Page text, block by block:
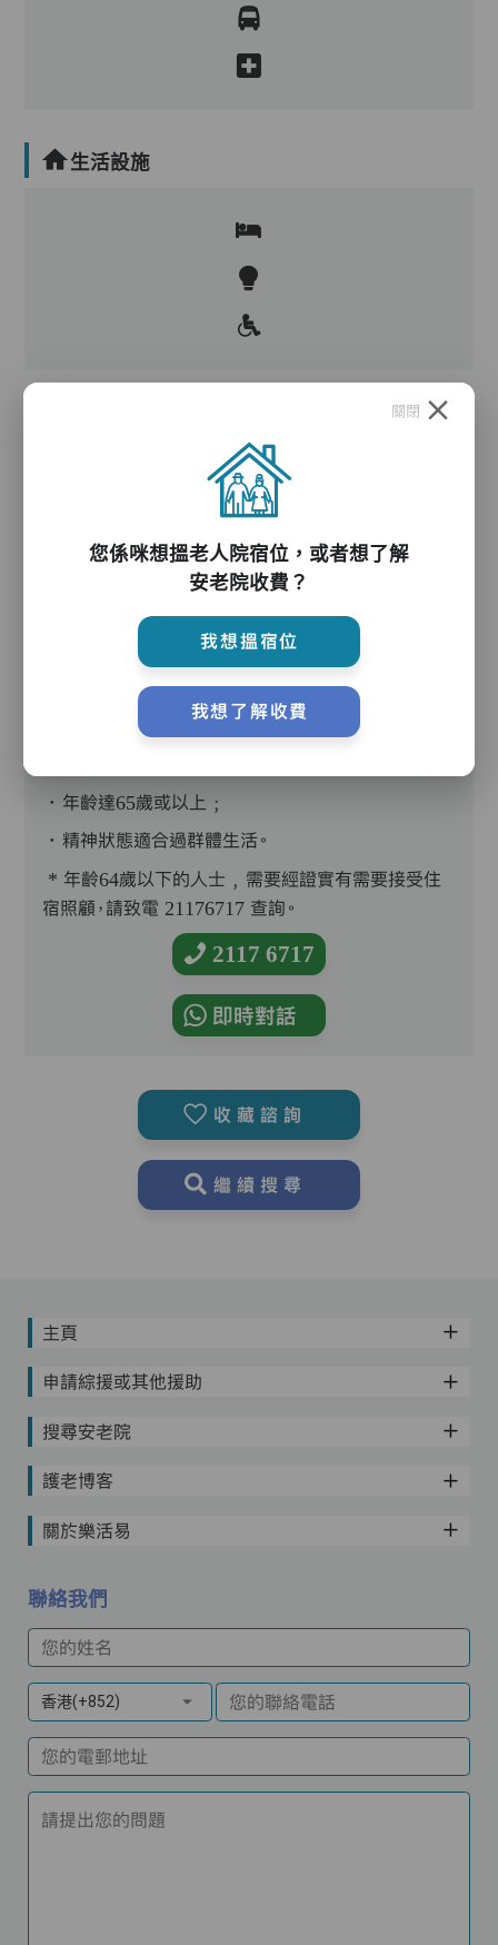
生活設施
護理評估、執藥、核派藥、量度生命表徵、協助沐
入住條件
．年齡達65歲或以上﹔
．精神狀態適合過群體生活。
* 年齡64歲以下的人士﹐需要經證實有需要接受住
宿照顧，請致電 21176717 查詢。
2117 6717
即時對話
收藏諮詢
繼續搜尋
主頁
申請綜援或其他援助
搜尋安老院
護老博客
關於樂活易
聯絡我們
您的姓名
香港(+852) 您的聯絡電話
您的電郵地址
請提出您的問題
關閉
您係咪想搵老人院宿位，或者想了解
安老院收費？
我想搵宿位
我想了解收費